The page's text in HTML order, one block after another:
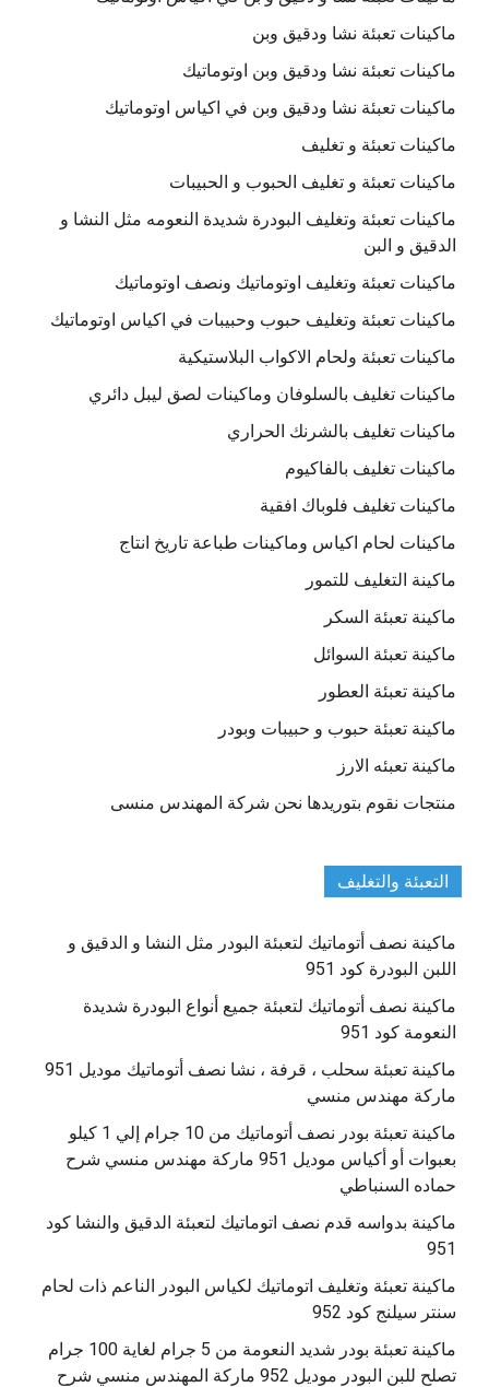
ماكينات تعبئة نشا ودقيق وبن
ماكينات تعبئة نشا ودقيق وبن اوتوماتيك
ماكينات تعبئة نشا ودقيق وبن في اكياس اوتوماتيك
ماكينات تعبئة و تغليف
ماكينات تعبئة و تغليف الحبوب و الحبيبات
ماكينات تعبئة وتغليف البودرة شديدة النعومه مثل النشا و
الدقيق و البن
ماكينات تعبئة وتغليف اوتوماتيك ونصف اوتوماتيك
ماكينات تعبئة وتغليف حبوب وحبيبات في اكياس اوتوماتيك
ماكينات تعبئة ولحام الاكواب البلاستيكية
ماكينات تغليف بالسلوفان وماكينات لصق ليبل دائري
ماكينات تغليف بالشرنك الحراري
ماكينات تغليف بالفاكيوم
ماكينات تغليف فلوباك افقية
ماكينات لحام اكياس وماكينات طباعة تاريخ انتاج
ماكينة التغليف للتمور
ماكينة تعبئة السكر
ماكينة تعبئة السوائل
ماكينة تعبئة العطور
ماكينة تعبئة حبوب و حبيبات وبودر
ماكينة تعبئه الارز
منتجات نقوم بتوريدها نحن شركة المهندس منسى
التعبئة والتغليف
ماكينة نصف أتوماتيك لتعبئة البودر مثل النشا و الدقيق و
اللبن البودرة كود 951
ماكينة نصف أتوماتيك لتعبئة جميع أنواع البودرة شديدة
النعومة كود 951
ماكينة تعبئة سحلب ، قرفة ، نشا نصف أتوماتيك موديل 951
ماركة مهندس منسي
ماكينة تعبئة بودر نصف أتوماتيك من 10 جرام إلي 1 كيلو
بعبوات أو أكياس موديل 951 ماركة مهندس منسي شرح
حماده السنباطي
ماكينة بدواسه قدم نصف اتوماتيك لتعبئة الدقيق والنشا كود
951
ماكينة تعبئة وتغليف اتوماتيك لكياس البودر الناعم ذات لحام
سنتر سيلنج كود 952
ماكينة تعبئة بودر شديد النعومة من 5 جرام لغاية 100 جرام
تصلح للبن البودر موديل 952 ماركة المهندس منسي شرح